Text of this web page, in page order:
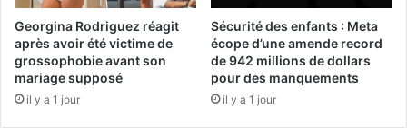
Georgina Rodriguez réagit
après avoir été victime de
grossophobie avant son
mariage supposé
il y a 1 jour
Sécurité des enfants : Meta
écope d’une amende record
de 942 millions de dollars
pour des manquements
il y a 1 jour